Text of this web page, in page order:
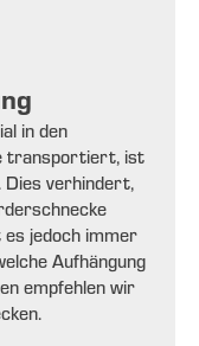
in den
transportiert, ist
Dies verhindert,
jedoch immer
Aufhängung
empfehlen wir